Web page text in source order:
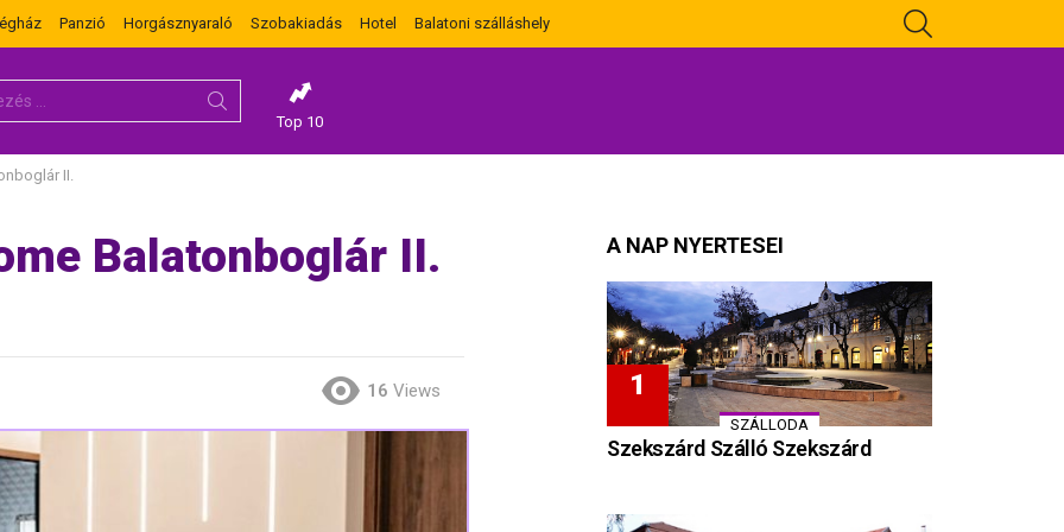
Panzió Horgásznyaraló Szobakiadás Hotel Balatoni szálláshely
Top 10
II.
Balatonboglár II.
16 Views
A NAP NYERTESEI
SZÁLLODA
Szekszárd Szálló Szekszárd